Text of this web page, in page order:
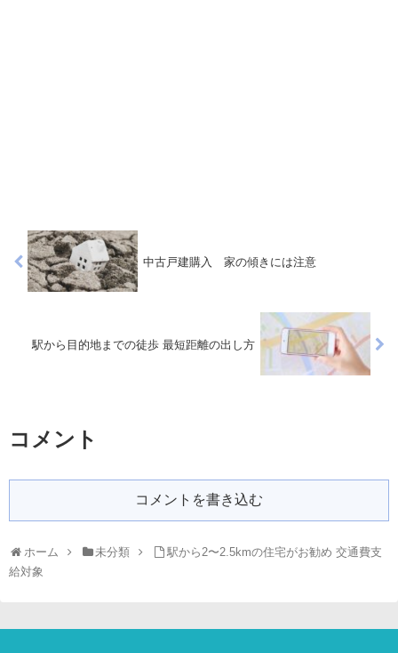
中古戸建購入 家の傾きには注意
駅から目的地までの徒歩 最短距離の出し方
コメント
コメントを書き込む
ホーム 未分類
駅から2〜2.5kmの住宅がお勧め 交通費支
給対象